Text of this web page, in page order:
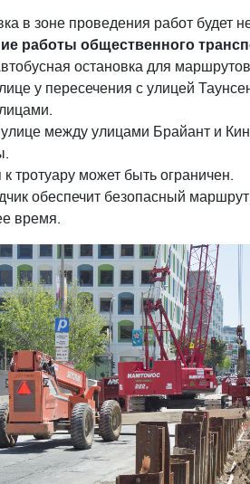
в зоне проведения работ будет
работы общественного
остановка для
у пересечения с улицей
между улицами Брайант и
к тротуару может быть ограничен.
обеспечит безопасный
время.